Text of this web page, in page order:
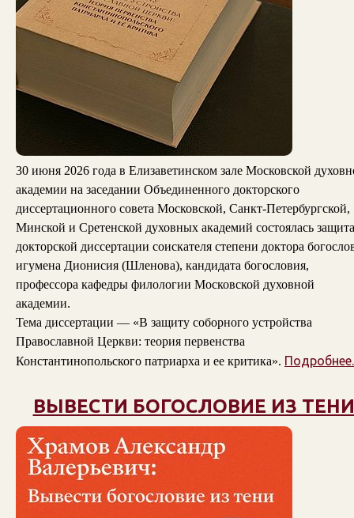
30 июня 2026 года в Елизаветинском зале Московской
академии на заседании Объединенного докторского
диссертационного совета Московской, Санкт-Петербургской,
Минской и Сретенской духовных академий состоялась защита
докторской диссертации соискателя степени доктора
игумена Дионисия (Шленова), кандидата богословия,
профессора кафедры филологии Московской духовной
академии.
Тема диссертации — «В защиту соборного устройства
Православной Церкви: теория первенства
Константинопольского патриарха и ее критика».
ВЫВЕСТИ БОГОСЛОВИЕ ИЗ ТЕНИ